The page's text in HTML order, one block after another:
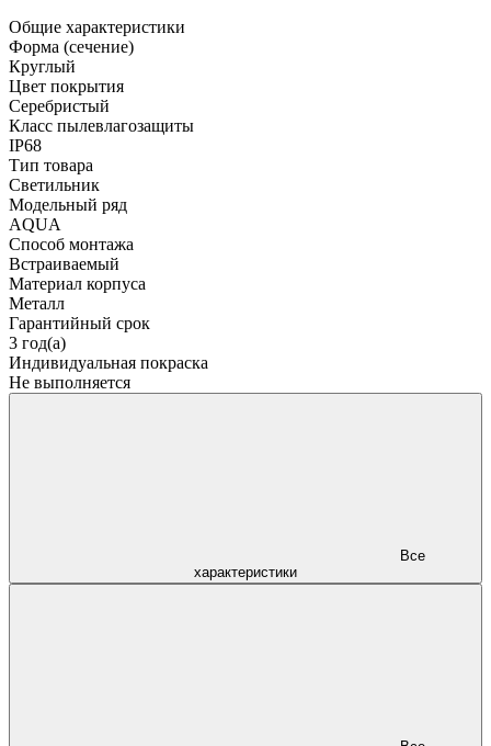
Общие характеристики
Форма (сечение)
Круглый
Цвет покрытия
Серебристый
Класс пылевлагозащиты
IP68
Тип товара
Светильник
Модельный ряд
AQUA
Способ монтажа
Встраиваемый
Материал корпуса
Металл
Гарантийный срок
3 год(а)
Индивидуальная покраска
Не выполняется
характеристики